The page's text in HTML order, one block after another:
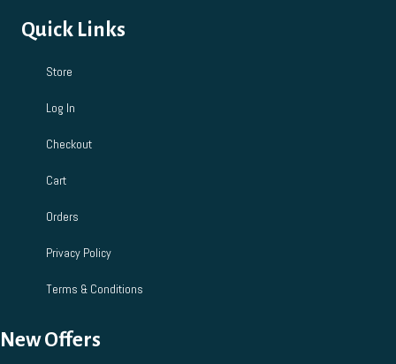
Quick Links
Store
Log In
Checkout
Cart
Orders
Privacy Policy
Terms & Conditions
New Offers